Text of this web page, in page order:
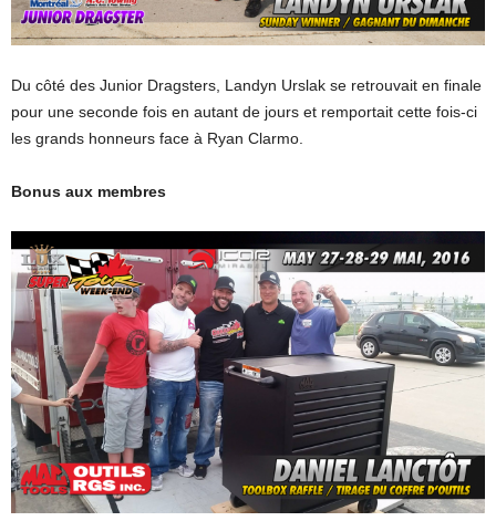
Du côté des Junior Dragsters, Landyn Urslak se retrouvait en finale
pour une seconde fois en autant de jours et remportait cette fois-ci
les grands honneurs face à Ryan Clarmo.
Bonus aux membres